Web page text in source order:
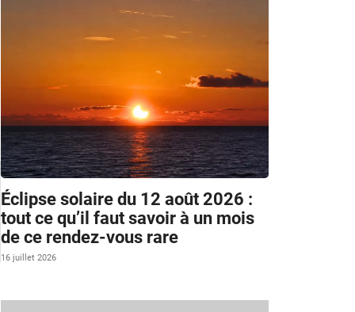
Éclipse solaire du 12 août 2026 :
tout ce qu’il faut savoir à un mois
de ce rendez-vous rare
16 juillet 2026